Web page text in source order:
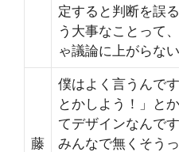
定すると判断を誤
う大事なことって
ゃ議論に上がらない
藤
僕はよく言うんで
とかしよう！」と
てデザインなんで
みんなで無くそう